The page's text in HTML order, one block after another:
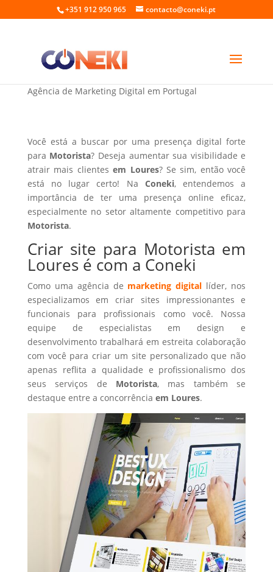
+351 912 950 965 contacto@coneki.pt
Criar site para Motorista em Loures
Agência de Marketing Digital em Portugal
Você está a buscar por uma presença digital forte
para Motorista? Deseja aumentar sua visibilidade e
atrair mais clientesem Loures? Se sim, então você
está no lugar certo! Na Coneki, entendemos a
importância de ter uma presença online eficaz,
especialmente no setor altamente competitivo para
Motorista.
Criar site para Motorista em
Loures é com a Coneki
Como uma agência de marketing digital líder, nos
especializamos em criar sites impressionantes e
funcionais para profissionais como você. Nossa
equipe de especialistas em design e
desenvolvimento trabalhará em estreita colaboração
com você para criar um site personalizado que não
apenas reflita a qualidade e profissionalismo dos
seus serviços de Motorista, mas também se
destaque entre a concorrência em Loures.